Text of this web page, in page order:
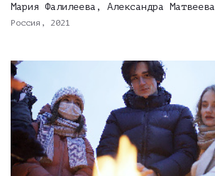
Мария Фалилеева, Александра Матвеева
Россия, 2021